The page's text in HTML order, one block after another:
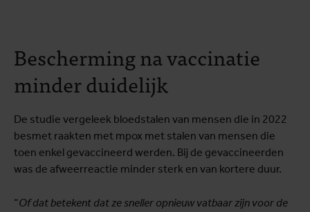
Bescherming na vaccinatie
minder duidelijk
De studie vergeleek bloedstalen van mensen die in 2022
besmet raakten met mpox met stalen van mensen die
toen enkel gevaccineerd werden. Bij de gevaccineerden
was de afweerreactie minder sterk en van kortere duur.
“Of dat betekent dat ze sneller opnieuw vatbaar zijn voor de